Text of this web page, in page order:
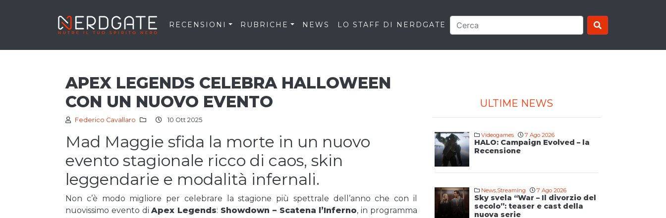
RECENSIONI RUBRICHE NEWS LO STAFF DI NERDGATE
APEX LEGENDS CELEBRA HALLOWEEN
CON UN NUOVO EVENTO
Federico Cavallaro 10 Ott 2025
Mad Maggie sfida la morte in un nuovo
evento stagionale ricco di caos, skin
leggendarie e modalità infernali.
Non c’è modo migliore per celebrare la stagione più spettrale dell’anno che con il
nuovissimo evento diApex Legends: Showdown – Scatena l’Inferno, in programma
ULTIME NEWS
Videogames 7 Ago 2026
HALO: Campaign Evolved – la
Recensione
News,Streaming 7 Ago 2026
Sky svela “War – Il divorzio del
secolo”: teaser e cast della
nuova serie